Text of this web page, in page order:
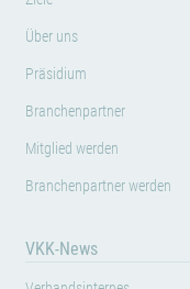
Über uns
Präsidium
Branchenpartner
Mitglied werden
Branchenpartner werden
VKK-News